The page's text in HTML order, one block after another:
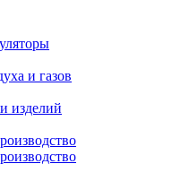
и газов
изделий